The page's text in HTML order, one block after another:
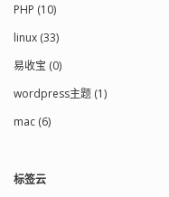
PHP (10)
linux (33)
易收宝 (0)
wordpress主题 (1)
mac (6)
标签云